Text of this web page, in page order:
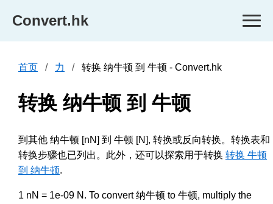
Convert.hk
首页 力 转换 纳牛顿 到 牛顿 - Convert.hk
转换 纳牛顿 到 牛顿
到其他 纳牛顿 [nN] 到 牛顿 [N], 转换或反向转换。转换表和
转换步骤也已列出。此外，还可以探索用于转换 转换 牛顿
到 纳牛顿.
1 nN = 1e-09 N. To convert 纳牛顿 to 牛顿, multiply the